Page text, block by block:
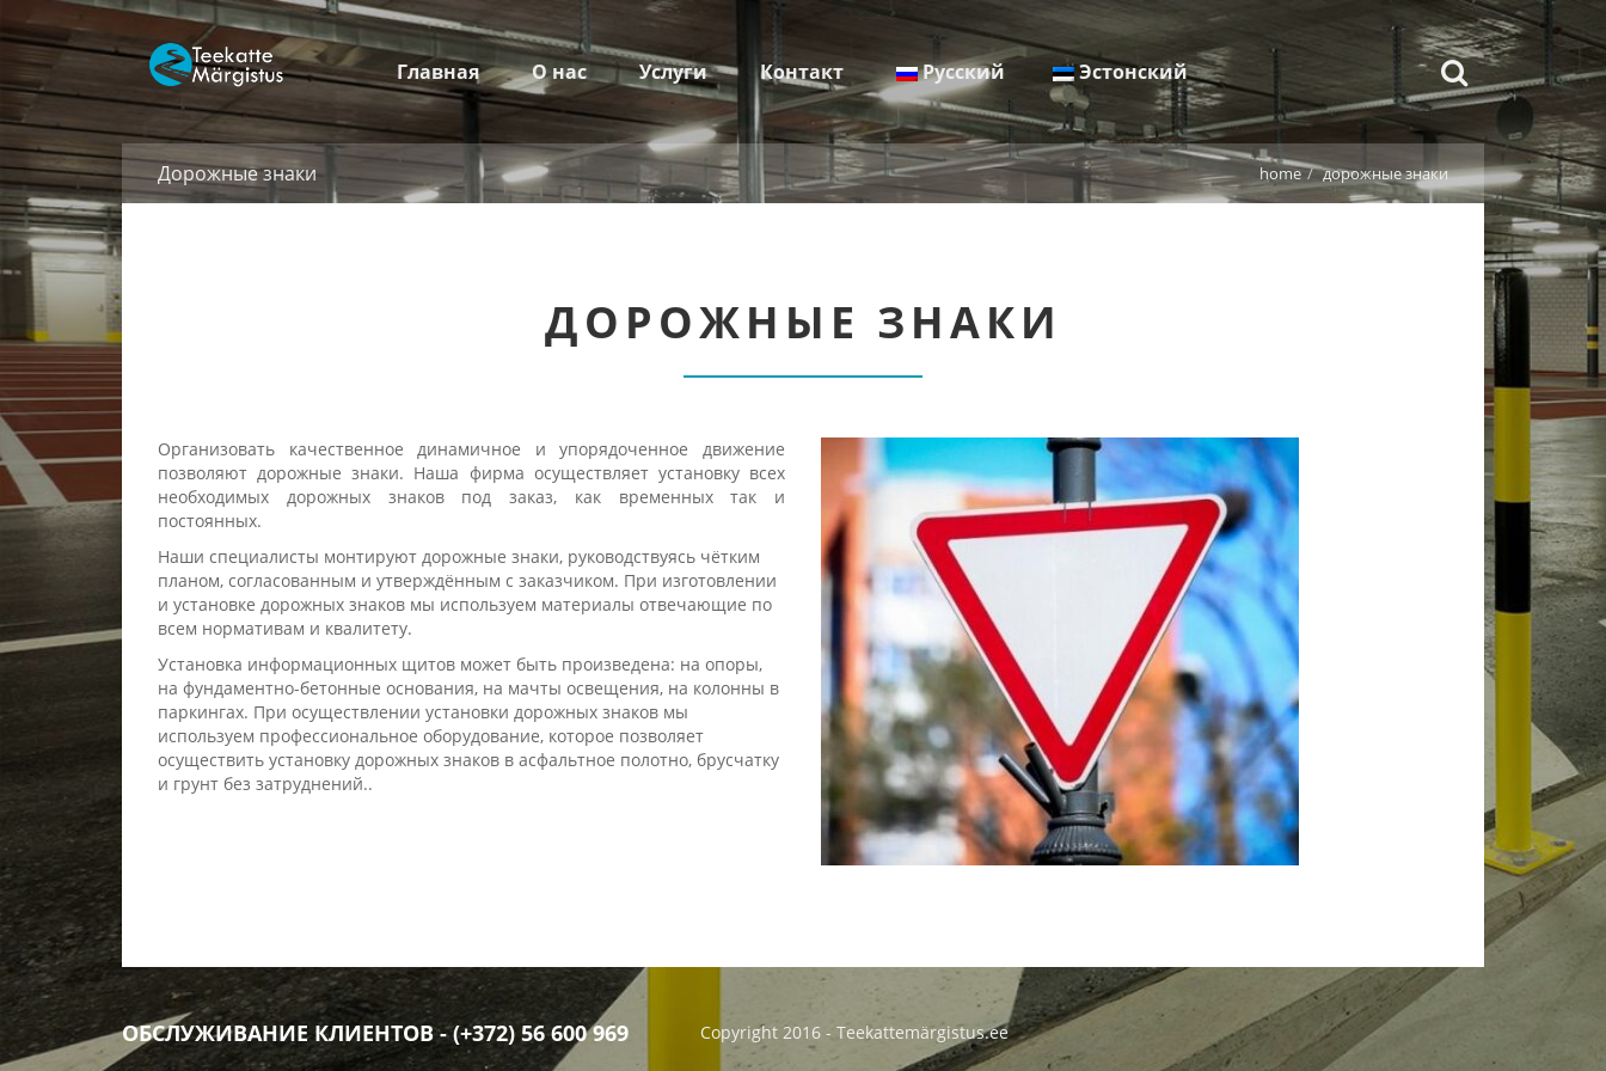
Главная О нас Услуги Контакт Русский Эстонский
Дорожные знаки home дорожные знаки
ДОРОЖНЫЕ ЗНАКИ
Организовать качественное динамичное и упорядоченное движение
позволяют дорожные знаки. Наша фирма осуществляет установку всех
необходимых дорожных знаков под заказ, как временных так и
постоянных.
Наши специалисты монтируют дорожные знаки, руководствуясь чётким
планом, согласованным и утверждённым с заказчиком. При изготовлении
и установке дорожных знаков мы используем материалы отвечающие по
всем нормативам и квалитету.
Установка информационных щитов может быть произведена: на опоры,
на фундаментно-бетонные основания, на мачты освещения, на колонны в
паркингах. При осуществлении установки дорожных знаков мы
используем профессиональное оборудование, которое позволяет
осуществить установку дорожных знаков в асфальтное полотно, брусчатку
и грунт без затруднений..
ОБСЛУЖИВАНИЕ КЛИЕНТОВ - (+372) 56 600 969 Copyright 2016 - Teekattemärgistus.ee